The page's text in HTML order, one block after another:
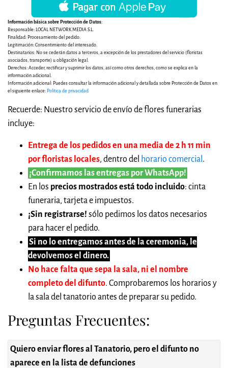
Información básica sobre Protección de Datos:
Responsable: LOCAL NETWORK MEDIA S.L.
Finalidad: Procesamiento del pedido.
Legitimación: Consentimiento del interesado.
Destinatarios: No se cederán datos a terceros, a excepción de los prestadores del servicio (floristas
asociados, transporte) u obligación legal.
Derechos: Acceder, rectificar y suprimir los datos, así como otros derechos, como se explica en la
información adicional.
Información adicional: Puedes consultar la información adicional y detallada sobre Protección de Datos en
el siguiente enlace: Politica de privacidad
Recuerde: Nuestro servicio de envío de flores funerarias
incluye:
Entrega de los pedidos en una media de 2 h 11 min
por floristas locales, dentro del horario comercial .
¡Confirmamos las entregas por WhatsApp!
En los precios mostrados está todo incluido: cinta
funeraria, tarjeta e impuestos.
¡Sin registrarse! sólo pedimos los datos necesarios
para hacer el pedido.
Si no lo entregamos antes de la ceremonia, le
devolvemos el dinero.
No hace falta que sepa la sala, ni el nombre
completo del difunto. Comprobaremos los horarios y
la sala del tanatorio antes de preparar su pedido.
Preguntas Frecuentes:
Quiero enviar flores al Tanatorio, pero el difunto no
aparece en la lista de defunciones